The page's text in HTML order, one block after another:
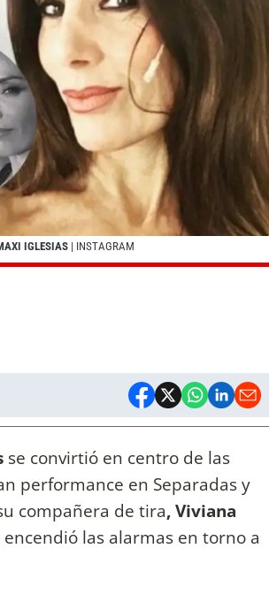
IGLESIAS | INSTAGRAM
se convirtió en centro de las
performance en Separadas y
compañera de tira, Viviana
las alarmas en torno a